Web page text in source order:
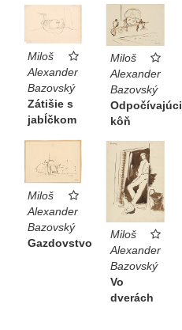
Miloš
Alexander
Bazovský
Odpočívajúci
kôň
Miloš
Alexander
Bazovský
Zátišie s
jabĺčkom
Miloš
Alexander
Bazovský
Gazdovstvo
Miloš
Alexander
Bazovský
Vo
dverách